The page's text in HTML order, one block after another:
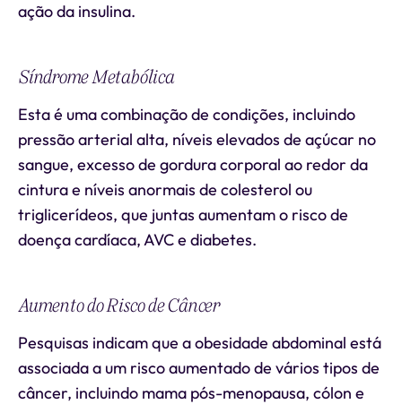
ação da insulina.
Síndrome Metabólica
Esta é uma combinação de condições, incluindo
pressão arterial alta, níveis elevados de açúcar no
sangue, excesso de gordura corporal ao redor da
cintura e níveis anormais de colesterol ou
triglicerídeos, que juntas aumentam o risco de
doença cardíaca, AVC e diabetes.
Aumento do Risco de Câncer
Pesquisas indicam que a obesidade abdominal está
associada a um risco aumentado de vários tipos de
câncer, incluindo mama pós-menopausa, cólon e